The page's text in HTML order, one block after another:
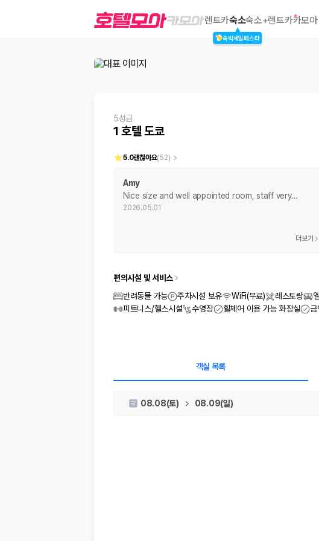
제주렌트카 가격비교는 카모아에서 한 번에
경차, 소형, 준중형, 중형, SUV, 승합차 등 여행 인원에 맞는
일반자차, 완전자차, 슈퍼자차의 면책금과 보상 한도를 비교합니다.
제주공항 인수 조건 비교:셔틀 이동, 인수 위치, 반납 편의성을 함께 확인합니다.
비교 후 원하는 차량을 바로 예약할 수 있습니다.
1. 단순 최저가가 아니라 실제 결제 조건을 비교하세요
제주렌트카 최저가는 차량 기본요금만으로 판단하기 어렵습니다. 보험 포함 여부, 면
렌트카숙소
숙박세일페스타
숙소+렌트카카모
5성급
1 호텔 도쿄
5.0괜찮아요(52)
Amy
Nice size and well appointed room, staff very…
2026.05.01
더보기
편의시설 및 서비스
반려동물 가능
주차시설 보유 WiFi(무료) 레스토랑
피트니스/헬스시설
수영장 휠체어 이용 가능 화장실 금
객실 목록
08.08(토) 08.09(일)